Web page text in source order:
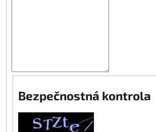
Bezpečnostná kontrola